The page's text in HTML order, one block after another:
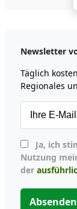
Newsletter
Täglich
Regionales
Nutzung
der
Absenden